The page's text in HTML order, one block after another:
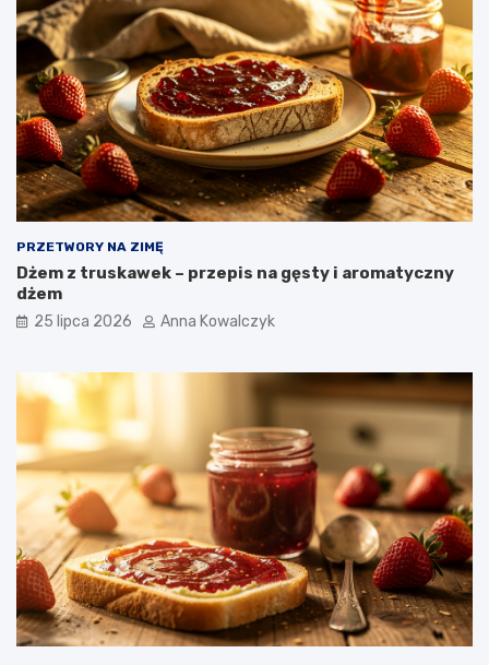
PRZETWORY NA ZIMĘ
Dżem z truskawek – przepis na gęsty i aromatyczny
dżem
25 lipca 2026 Anna Kowalczyk